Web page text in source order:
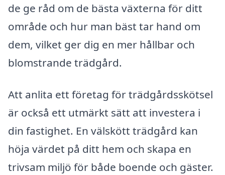
de ge råd om de bästa växterna för ditt
område och hur man bäst tar hand om
dem, vilket ger dig en mer hållbar och
blomstrande trädgård.
Att anlita ett företag för trädgårdsskötsel
är också ett utmärkt sätt att investera i
din fastighet. En välskött trädgård kan
höja värdet på ditt hem och skapa en
trivsam miljö för både boende och gäster.